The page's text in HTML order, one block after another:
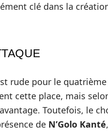
clé dans la
rude pour le
cette place, mais
Toutefois, le
de N’Golo Kanté